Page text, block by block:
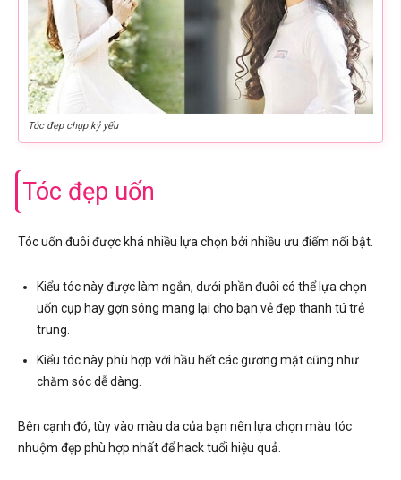
Tóc đẹp chụp kỷ yếu
Tóc đẹp uốn
Tóc uốn đuôi được khá nhiều lựa chọn bởi nhiều ưu điểm nổi bật.
Kiểu tóc này được làm ngắn, dưới phần đuôi có thể lựa chọn
uốn cụp hay gợn sóng mang lại cho bạn vẻ đẹp thanh tú trẻ
trung.
Kiểu tóc này phù hợp với hầu hết các gương mặt cũng như
chăm sóc dễ dàng.
Bên cạnh đó, tùy vào màu da của bạn nên lựa chọn màu tóc
nhuộm đẹp phù hợp nhất để hack tuổi hiệu quả.